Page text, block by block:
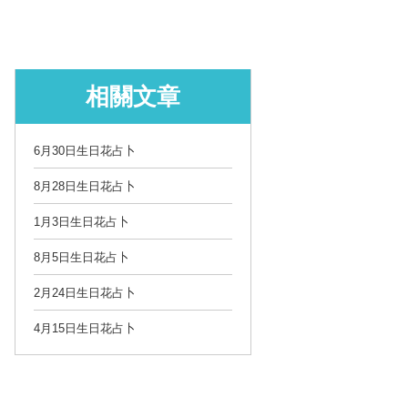
相關文章
6月30日生日花占卜
8月28日生日花占卜
1月3日生日花占卜
8月5日生日花占卜
2月24日生日花占卜
4月15日生日花占卜